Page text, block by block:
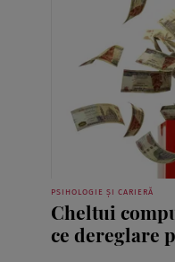
PSIHOLOGIE ȘI CARIERĂ
Cheltui
ce dereglare